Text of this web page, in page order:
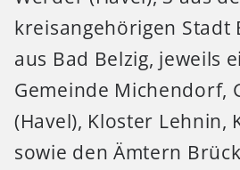
kreisangehörigen Stadt
aus Bad Belzig, jeweils
Gemeinde Michendorf,
(Havel), Kloster Lehnin,
sowie den Ämtern